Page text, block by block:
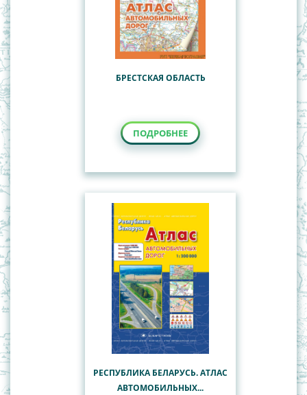
БРЕСТСКАЯ ОБЛАСТЬ
ПОДРОБНЕЕ
РЕСПУБЛИКА БЕЛАРУСЬ. АТЛАС
АВТОМОБИЛЬНЫХ...